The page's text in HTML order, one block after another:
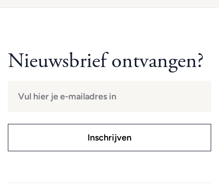
Nieuwsbrief ontvangen?